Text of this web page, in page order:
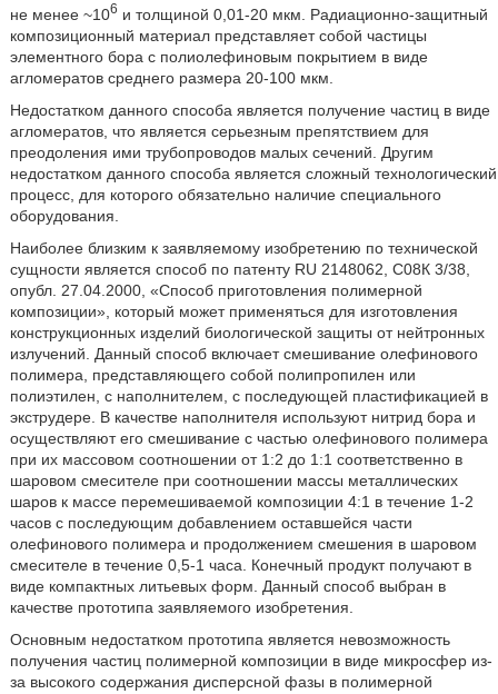
не менее ~106 и толщиной 0,01-20 мкм. Радиационно-защитный
композиционный материал представляет собой частицы
элементного бора с полиолефиновым покрытием в виде
агломератов среднего размера 20-100 мкм.
Недостатком данного способа является получение частиц в виде
агломератов, что является серьезным препятствием для
преодоления ими трубопроводов малых сечений. Другим
недостатком данного способа является сложный технологический
процесс, для которого обязательно наличие специального
оборудования.
Наиболее близким к заявляемому изобретению по технической
сущности является способ по патенту RU 2148062, С08К 3/38,
опубл. 27.04.2000, «Способ приготовления полимерной
композиции», который может применяться для изготовления
конструкционных изделий биологической защиты от нейтронных
излучений. Данный способ включает смешивание олефинового
полимера, представляющего собой полипропилен или
полиэтилен, с наполнителем, с последующей пластификацией в
экструдере. В качестве наполнителя используют нитрид бора и
осуществляют его смешивание с частью олефинового полимера
при их массовом соотношении от 1:2 до 1:1 соответственно в
шаровом смесителе при соотношении массы металлических
шаров к массе перемешиваемой композиции 4:1 в течение 1-2
часов с последующим добавлением оставшейся части
олефинового полимера и продолжением смешения в шаровом
смесителе в течение 0,5-1 часа. Конечный продукт получают в
виде компактных литьевых форм. Данный способ выбран в
качестве прототипа заявляемого изобретения.
Основным недостатком прототипа является невозможность
получения частиц полимерной композиции в виде микросфер из-
за высокого содержания дисперсной фазы в полимерной